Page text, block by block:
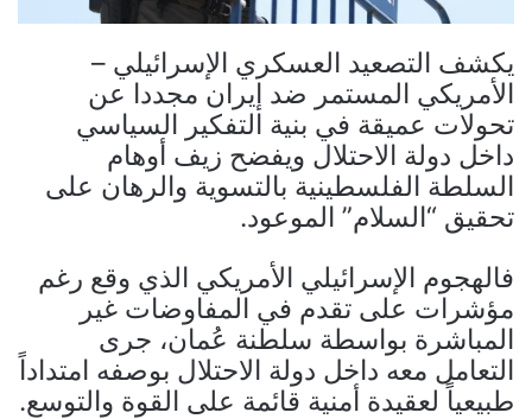
يكشف التصعيد العسكري الإسرائيلي –
الأمريكي المستمر ضد إيران مجددا عن
تحولات عميقة في بنية التفكير السياسي
داخل دولة الاحتلال ويفضح زيف أوهام
السلطة الفلسطينية بالتسوية والرهان على
تحقيق “السلام” الموعود.
فالهجوم الإسرائيلي الأمريكي الذي وقع رغم
مؤشرات على تقدم في المفاوضات غير
المباشرة بواسطة سلطنة عُمان، جرى
التعامل معه داخل دولة الاحتلال بوصفه امتداداً
طبيعياً لعقيدة أمنية قائمة على القوة والتوسع.